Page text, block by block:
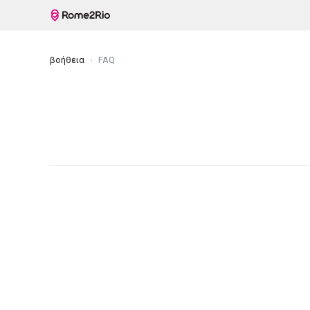
βοήθεια FAQ